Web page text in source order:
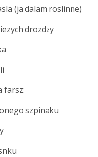
(ja dalam roslinne)
drozdzy
farsz:
szpinaku